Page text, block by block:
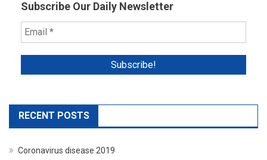
Subscribe Our Daily Newsletter
RECENT POSTS
Coronavirus disease 2019